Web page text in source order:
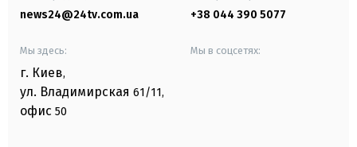
news24@24tv.com.ua +38 044 390 5077
Мы здесь:
г. Киев,
ул. Владимирская 61/11,
офис 50
Мы в соцсетях: